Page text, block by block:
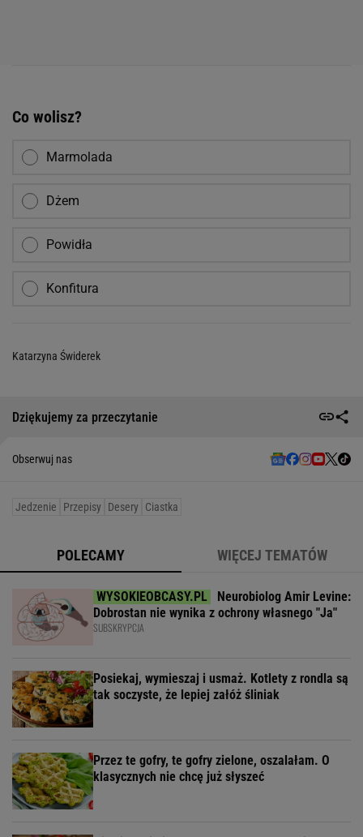
Co wolisz?
Marmolada
Dżem
Powidła
Konfitura
Katarzyna Świderek
Dziękujemy za przeczytanie
Obserwuj nas
Jedzenie Przepisy Desery Ciastka
POLECAMY WIĘCEJ TEMATÓW
Neurobiolog Amir Levine:
Dobrostan nie wynika z ochrony własnego "Ja"
SUBSKRYPCJA
Posiekaj, wymieszaj i usmaż. Kotlety z rondla są
tak soczyste, że lepiej załóż śliniak
Przez te gofry, te gofry zielone, oszalałam. O
klasycznych nie chcę już słyszeć